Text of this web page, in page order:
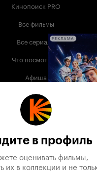
Кинопоиск PRO
Все фильмы
Все сериалы
Что посмотреть
Афиша
Музыка
Телепрограмма
Служба поддержки
РЕКЛАМА
в профиль
оценивать фильмы,
их в коллекции и не